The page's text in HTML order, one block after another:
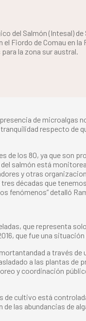
del Salmón (Intesal)
Fiordo de Comau en
la zona sur austral.
de microalgas
respecto de
los 80, ya que son
salmón está
y otras
décadas que
fenómenos” detalló
que representa
que fue una
a través de
a las plantas de
y coordinación
cultivo está
las abundancias de